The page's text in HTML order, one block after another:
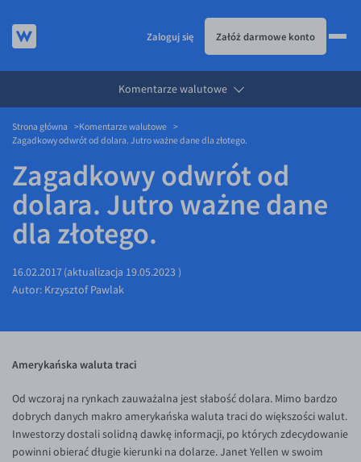
KURSY WALUT
Kursy walut
USD/PLN
CHF/PLN
GBP/PLN
CZK/PLN
DKK/PLN
Inne pary walutowe
AUD/PLN
BGN/PLN
CAD/PLN
KARTA WIELOWALUTOWA
Visa Benefit
ESIM
DLA FIRM
Dla firm
API dla biznesu
Partnerstwa
JAK TO DZIAŁA
Jak to działa
Prowizje i rabaty
Aplikacja mobilna
Bezpieczeństwo
Pomoc
Pomoc
BLOG
Blog
Poradnik
KONTAKT
Kontakt
Dla mediów
PL
Zaloguj się Załóż darmowe konto
Komentarze walutowe
Strona główna
Komentarze walutowe
Zagadkowy odwrót od dolara. Jutro ważne dane dla złotego.
Zagadkowy odwrót od
dolara. Jutro ważne dane
dla złotego.
16.02.2017(aktualizacja 19.05.2023 )
Autor: Krzysztof Pawlak
Amerykańska waluta traci
Od wczoraj na rynkach zauważalna jest słabość dolara. Mimo bardzo
dobrych danych makro amerykańska waluta traci do większości walut.
Inwestorzy dostali solidną dawkę informacji, po których zdecydowanie
powinni obierać długie kierunki na dolarze. Janet Yellen w swoim